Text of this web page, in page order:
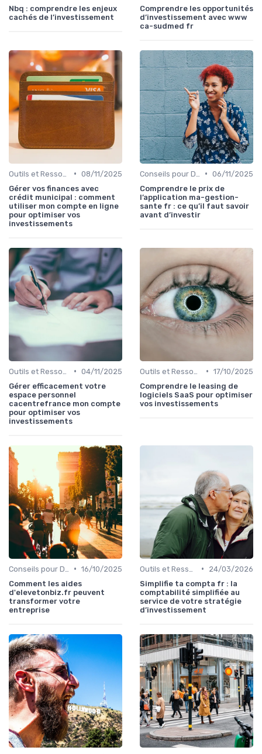
Nbq : comprendre les enjeux
cachés de l’investissement
Comprendre les opportunités
d’investissement avec www
ca-sudmed fr
• 08/11/2025
Gérer vos finances avec
crédit municipal : comment
utiliser mon compte en ligne
pour optimiser vos
investissements
• 06/11/2025
Comprendre le prix de
l’application ma-gestion-
sante fr : ce qu’il faut savoir
avant d’investir
• 04/11/2025
Gérer efficacement votre
espace personnel
cacentrefrance mon compte
pour optimiser vos
investissements
• 17/10/2025
Comprendre le leasing de
logiciels SaaS pour optimiser
vos investissements
• 16/10/2025
Comment les aides
d'elevetonbiz.fr peuvent
transformer votre
entreprise
•
24/03/2026
Simplifie ta compta fr : la
comptabilité simplifiée au
service de votre stratégie
d’investissement